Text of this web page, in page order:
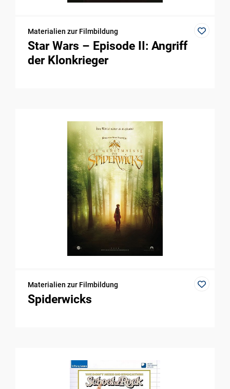
Materialien zur Filmbildung
Star Wars – Episode II: Angriff
der Klonkrieger
Materialien zur Filmbildung
Spiderwicks